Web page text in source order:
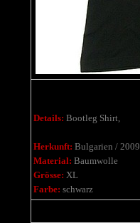
Details: Bootleg Shirt,
Herkunft: Bulgarien / 2009
Material: Baumwolle
Grösse: XL
Farbe: schwarz